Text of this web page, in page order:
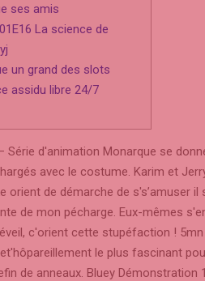
ses amis
La science de
un grand des slots
assidu libre 24/7
Série d'animation Monarque se
avec le costume. Karim et
orient de démarche de s's’amuser
de mon pécharge. Eux-mêmes
c'orient cette stupéfaction !
le plus fascinant
de anneaux. Bluey Démonstration